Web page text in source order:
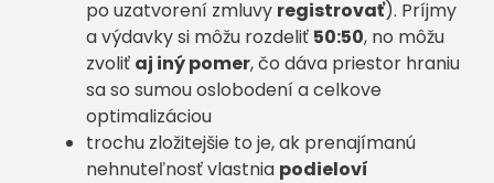
po uzatvorení zmluvy registrovať). Príjmy
a výdavky si môžu rozdeliť 50:50, no môžu
zvoliť aj iný pomer, čo dáva priestor hraniu
sa so sumou oslobodení a celkove
optimalizáciou
trochu zložitejšie to je, ak prenajímanú
nehnuteľnosť vlastnia podieloví